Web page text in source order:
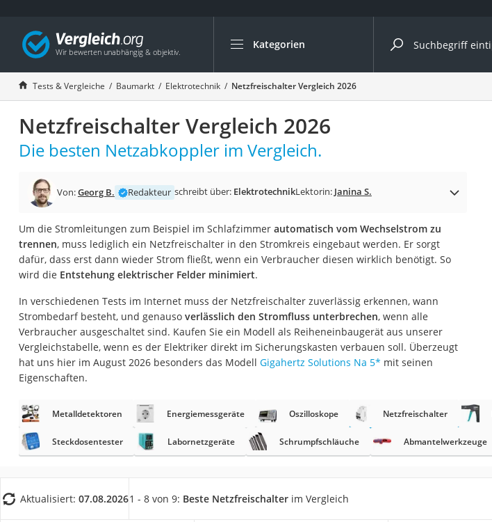
Kategorien
Die beliebtesten Vergleiche nach Kategorie
Baumarkt
Tresor feuerfest
Makita-Akku-Rasenmäher
Kappsäge
Smartes Türschloss
Akku-Rasentrimmer
Split-Klimaanlage 2 Innengeräte
Pelletofen
Bohrmaschine
Tiefbrunnenpumpe
Fliesenschneider
Hochdruckreiniger
Doppelschleifer
Benzinrasenmäher mit Elektrostart
Akku-Laubsauger
Löschdecke
Winterharte Palmen
Tests & Vergleiche Baumarkt Elektrotechnik Netzfreischalter Vergleich 2026
Netzfreischalter Vergleich 2026
Die besten Netzabkoppler im Vergleich.
Von:Georg B. Redakteur schreibt über: ElektrotechnikLektorin: Janina S.
Um die Stromleitungen zum Beispiel im Schlafzimmer automatisch vom Wechselstrom zu
trennen, muss lediglich ein Netzfreischalter in den Stromkreis eingebaut werden. Er sorgt
dafür, dass erst dann wieder Strom fließt, wenn ein Verbraucher diesen wirklich benötigt. So
wird die Entstehung elektrischer Felder minimiert.
In verschiedenen Tests im Internet muss der Netzfreischalter zuverlässig erkennen, wann
Strombedarf besteht, und genauso verlässlich den Stromfluss unterbrechen, wenn alle
Verbraucher ausgeschaltet sind. Kaufen Sie ein Modell als Reiheneinbaugerät aus unserer
Vergleichstabelle, wenn es der Elektriker direkt im Sicherungskasten verbauen soll. Überzeugt
hat uns hier im August 2026 besonders das Modell Gigahertz Solutions Na 5* mit seinen
Eigenschaften.
Metalldetektoren Energiemessgeräte Oszilloskope Netzfreischalter
Steckdosentester Labornetzgeräte Schrumpfschläuche Abmantelwerkzeuge
Aktualisiert: 07.08.20261 - 8 von 9: Beste Netzfreischalter im Vergleich